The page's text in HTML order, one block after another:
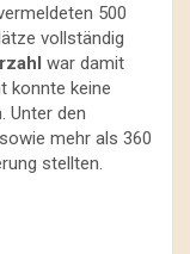
500
vollständig
war damit
konnte keine
Unter den
mehr als 360
stellten.